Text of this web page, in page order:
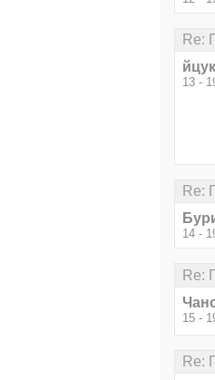
Re:
йцук
13 -
Re:
14 -
Re:
15 -
Re: